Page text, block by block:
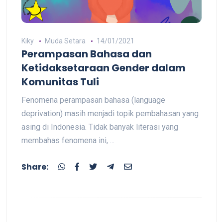
Kiky Muda Setara 14/01/2021
Perampasan Bahasa dan
Ketidaksetaraan Gender dalam
Komunitas Tuli
Fenomena perampasan bahasa (language
deprivation) masih menjadi topik pembahasan yang
asing di Indonesia. Tidak banyak literasi yang
membahas fenomena ini, ...
Share: